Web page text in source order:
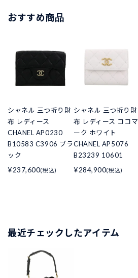
おすすめ商品
シャネル 三つ折り財
布 レディース
CHANEL AP0230
B10583 C3906 ブラ
ック
¥237,600(税込)
シャネル 三つ折り財
布 レディース ココマ
ーク ホワイト
CHANEL AP5076
B23239 10601
¥284,900(税込)
最近チェックしたアイテム